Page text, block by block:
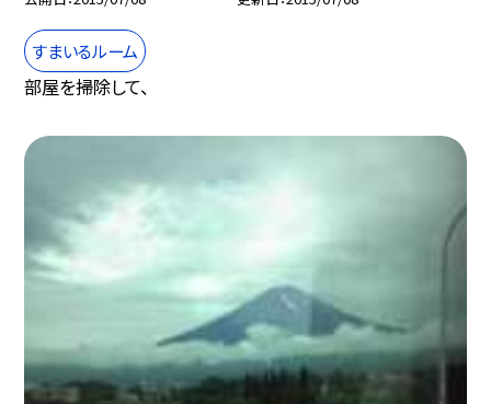
すまいるルーム
部屋を掃除して、